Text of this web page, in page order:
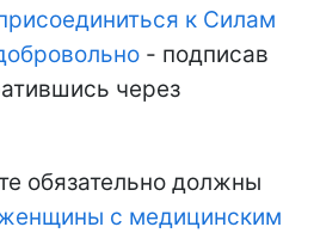
к Силам
- подписав
через
обязательно должны
с медицинским